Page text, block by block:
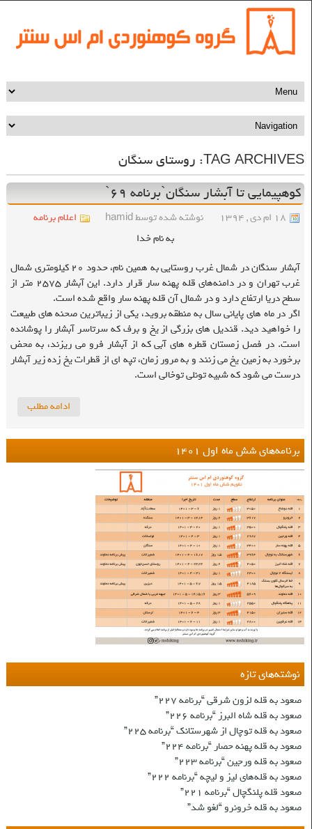
TAG ARCHIVES: روستای سنگان
کوهپیمایی تا آبشار سنگان`برنامه ۶۹`
۱۸ ام دی , ۱۳۹۴ نوشته شده توسط hamid
اعلام برنامه
به نام خدا
آبشار سنگان در شمال غرب روستایی به همین نام، حدود ۲۰ کیلومتری شمال
غرب تهران و در دامنه‌های قله پهنه‌ سار قرار دارد. این آبشار ۲۵۷۵ متر از
سطح دریا ارتفاع دارد و در شمال آن قله پهنه سار واقع شده است.
اگر در ماه های پایانی سال به منطقه بروید، یکی از زیباترین صحنه های طبیعت
را خواهید دید. قندیل های بزرگی از یخ و برف که سرتاسر آبشار را پوشانده
است. در فصل زمستان قطره های آبی که از آبشار فرو می ریزند، به محض
برخورد به زمین یخ می زنند و به مرور زمان، تپه ای از قطرات یخ زده زیر آبشار
درست می شود که شبیه تونلی توخالی است.
ادامه مطلب
برنامه‌های شش ماه اول ۱۴۰۱
نوشته‌های تازه
صعود به قله لزون شرقی “برنامه ۲۲۷”
صعود به قله شاه البرز “برنامه ۲۲۶”
صعود به قله توچال از شهرستانک “برنامه ۲۲۵”
صعود به قله پهنه حصار “برنامه ۲۲۴”
صعود به قله ورجین “برنامه ۲۲۳”
صعود به قله‌های لیز و لیچه “برنامه ۲۲۲”
صعود قله پلنگچال “برنامه ۲۲۱”
صعود به قله‌ خرونرو “لغو شد”